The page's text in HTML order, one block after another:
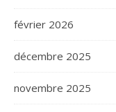
février 2026
décembre 2025
novembre 2025